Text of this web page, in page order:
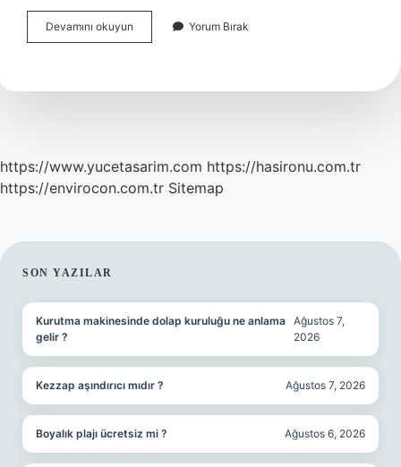
Devamını okuyun Biyofizik
Testi
Yorum Bırak
https://www.yucetasarim.com https://hasironu.com.tr
https://envirocon.com.tr Sitemap
SIDEBAR
SON YAZILAR
Kurutma makinesinde dolap kuruluğu ne anlama
gelir ?
Ağustos 7,
2026
Kezzap aşındırıcı mıdır ? Ağustos 7, 2026
Boyalık plajı ücretsiz mi ? Ağustos 6, 2026